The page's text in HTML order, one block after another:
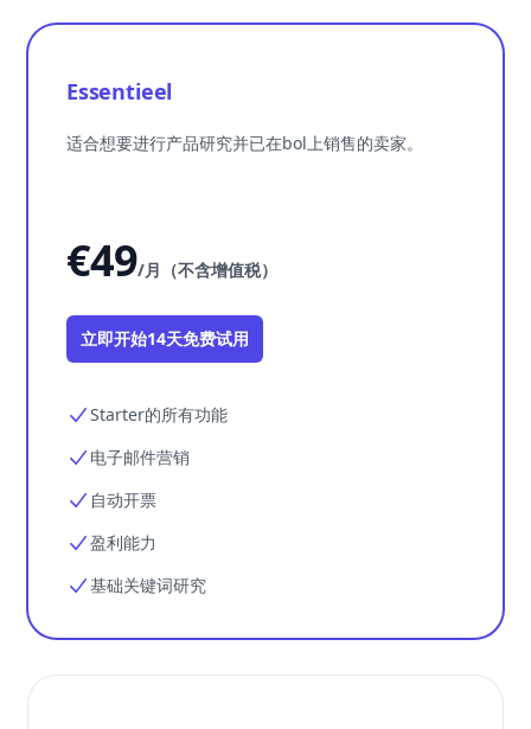
Essentieel
适合想要进行产品研究并已在bol上销售的卖家。
€49/月（不含增值税）
立即开始14天免费试用
Starter的所有功能
电子邮件营销
自动开票
盈利能力
基础关键词研究